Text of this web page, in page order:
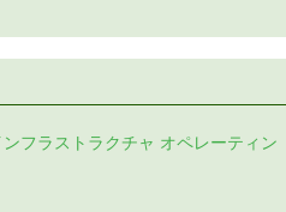
フラストラクチャ オペレーティン